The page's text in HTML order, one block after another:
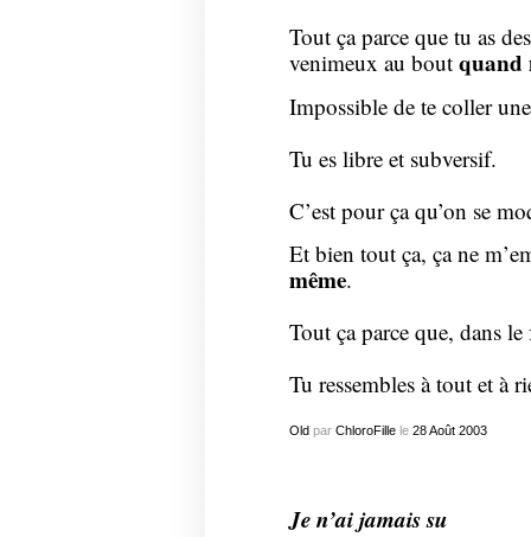
Tout ça parce que tu as
venimeux au boutquand
Impossible de te coller
Tu es libre et subversif.
C’est pour ça qu’on se
Et bien tout ça, ça ne
même.
Tout ça parce que, dans
Tu ressembles à tout et à
Old par ChloroFillele 28 Août 2003
Je n’ai jamais su